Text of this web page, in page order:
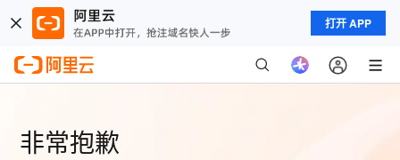
打开 APP
非常抱歉